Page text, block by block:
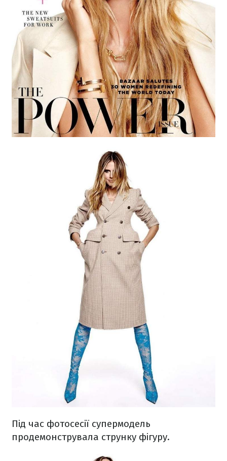
Під час фотосесії супермодель
продемонструвала струнку фігуру.